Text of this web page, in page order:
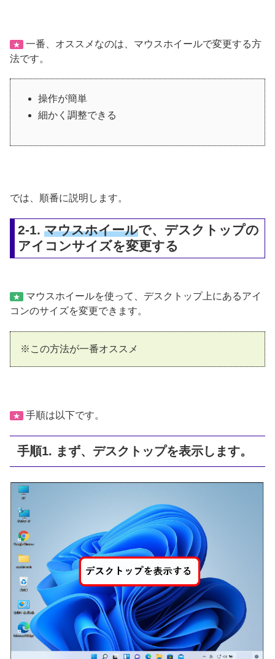
★
一番、オススメなのは、マウスホイールで変更する方
法です。
操作が簡単
細かく調整できる
では、順番に説明します。
2-1.マウスホイールで、デスクトップの
アイコンサイズを変更する
★
マウスホイールを使って、デスクトップ上にあるアイ
コンのサイズを変更できます。
※この方法が一番オススメ
★ 手順は以下です。
手順1. まず、デスクトップを表示します。